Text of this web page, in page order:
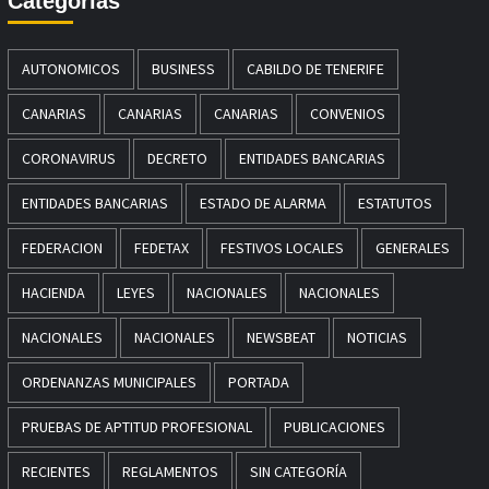
AUTONOMICOS BUSINESS CABILDO DE TENERIFE
CANARIAS CANARIAS CANARIAS CONVENIOS
CORONAVIRUS DECRETO ENTIDADES BANCARIAS
ENTIDADES BANCARIAS ESTADO DE ALARMA ESTATUTOS
FEDERACION FEDETAX FESTIVOS LOCALES GENERALES
HACIENDA LEYES NACIONALES NACIONALES
NACIONALES NACIONALES NEWSBEAT NOTICIAS
ORDENANZAS MUNICIPALES PORTADA
PRUEBAS DE APTITUD PROFESIONAL PUBLICACIONES
RECIENTES REGLAMENTOS SIN CATEGORÍA